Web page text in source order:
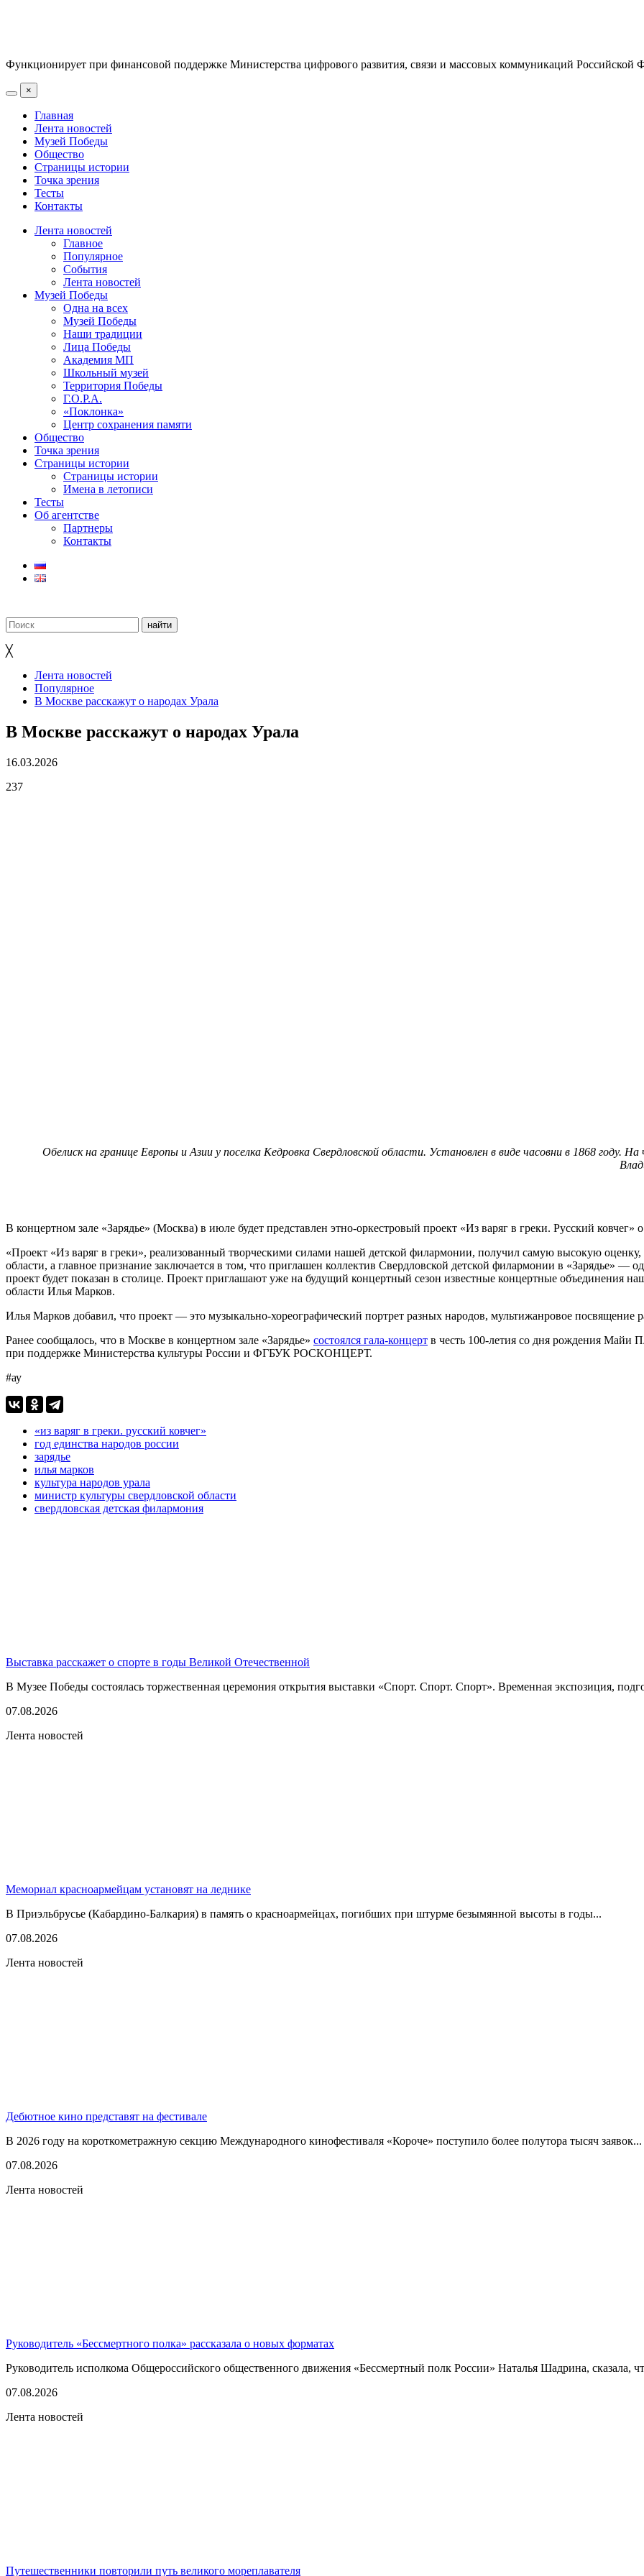
Функционирует при финансовой поддержке Министерства цифрового развития, связи и массовых коммуникаций Российской
×
Главная
Лента новостей
Музей Победы
Общество
Страницы истории
Точка зрения
Тесты
Контакты
Лента новостей
Главное
Популярное
События
Лента новостей
Музей Победы
Одна на всех
Музей Победы
Наши традиции
Лица Победы
Академия МП
Школьный музей
Территория Победы
Г.О.Р.А.
«Поклонка»
Центр сохранения памяти
Общество
Точка зрения
Страницы истории
Страницы истории
Имена в летописи
Тесты
Об агентстве
Партнеры
Контакты
╳
Лента новостей
Популярное
В Москве расскажут о народах Урала
В Москве расскажут о народах Урала
16.03.2026
237
Обелиск на границе Европы и Азии у поселка Кедровка Свердловской области. Установлен в виде часовни в 1868 году. На
В концертном зале «Зарядье» (Москва) в июле будет представлен этно-оркестровый проект «Из варяг в греки. Русский
«Проект «Из варяг в греки», реализованный творческими силами нашей детской филармонии, получил самую высокую
области, а главное признание заключается в том, что приглашен коллектив Свердловской детской филармонии в «Зарядье» —
проект будет показан в столице. Проект приглашают уже на будущий концертный сезон известные концертные объединения
области Илья Марков.
Илья Марков добавил, что проект — это музыкально-хореографический портрет разных народов, мультижанровое
Ранее сообщалось, что в Москве в концертном зале «Зарядье» состоялся гала-концерт в честь 100-летия со дня рождения Майи
при поддержке Министерства культуры России и ФГБУК РОСКОНЦЕРТ.
#ау
«из варяг в греки. русский ковчег»
год единства народов россии
зарядье
илья марков
культура народов урала
министр культуры свердловской области
свердловская детская филармония
Выставка расскажет о спорте в годы Великой Отечественной
В Музее Победы состоялась торжественная церемония открытия выставки «Спорт. Спорт. Спорт». Временная экспозиция,
07.08.2026
Лента новостей
Мемориал красноармейцам установят на леднике
В Приэльбрусье (Кабардино-Балкария) в память о красноармейцах, погибших при штурме безымянной высоты в годы...
07.08.2026
Лента новостей
Дебютное кино представят на фестивале
В 2026 году на короткометражную секцию Международного кинофестиваля «Короче» поступило более полутора тысяч заявок...
07.08.2026
Лента новостей
Руководитель «Бессмертного полка» рассказала о новых форматах
Руководитель исполкома Общероссийского общественного движения «Бессмертный полк России» Наталья Шадрина, сказала,
07.08.2026
Лента новостей
Путешественники повторили путь великого мореплавателя